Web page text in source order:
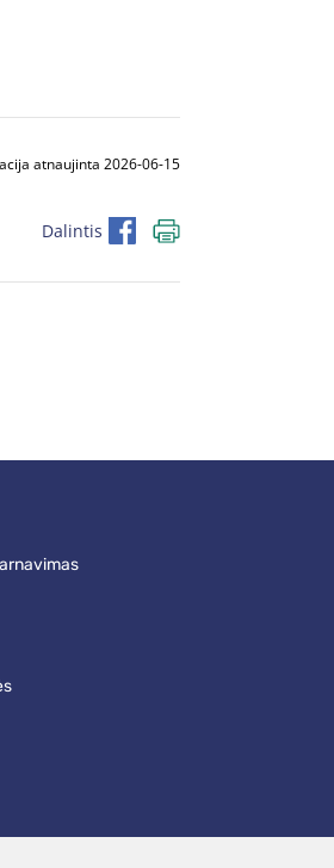
atnaujinta 2026-06-15
Dalintis